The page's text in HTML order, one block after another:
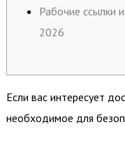
Рабочие ссылки
2026
Если вас интересует
необходимое для